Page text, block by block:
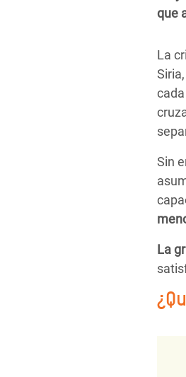
Desigualdad
Servicios Sociales
Inequality and
Gender, Rights, and
#ActuaPorElClima
se Oculta tras los
¡Basta! Acabemos
que
La
Sin
La